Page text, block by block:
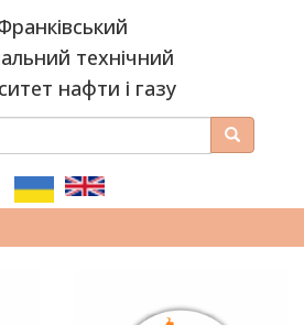
технічний
нафти і газу
Пошук